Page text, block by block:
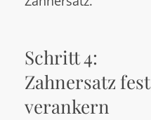
Schritt 4:
Zahnersatz fest
verankern